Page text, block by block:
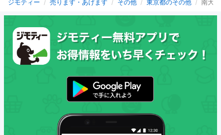
ジモティー 売ります・あげます その他 東京都のその他 南大